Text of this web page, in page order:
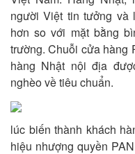
người Việt tin tưởng
hơn so với mặt bằng
trường. Chuỗi cửa hàng
hàng Nhật nội địa
nghèo về tiêu chuẩn.
lúc biến thành khách
hiệu nhượng quyền